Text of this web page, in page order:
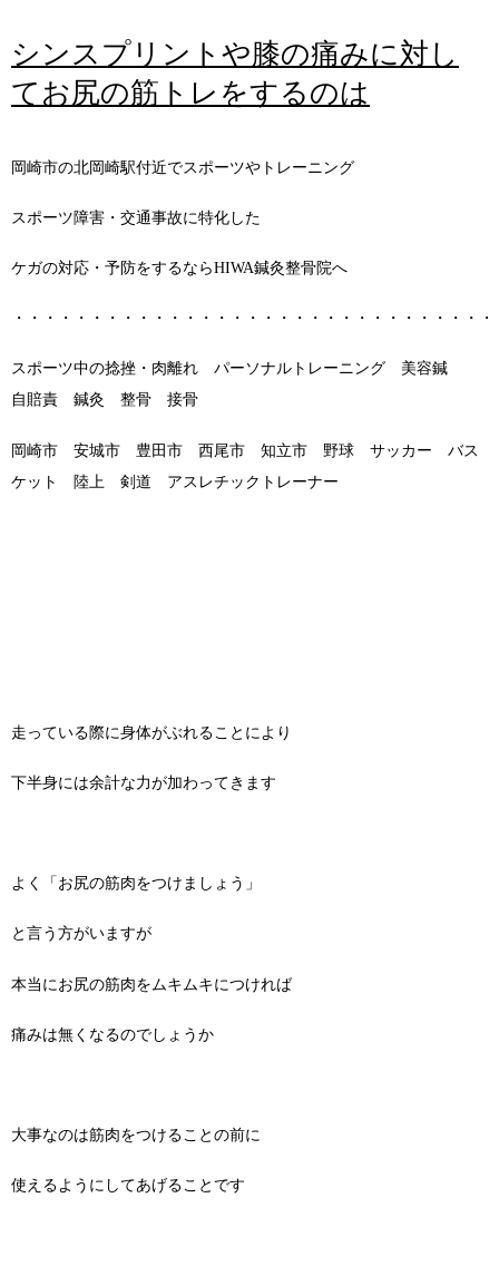
シンスプリントや膝の痛みに対し
てお尻の筋トレをするのは
岡崎市の北岡崎駅付近でスポーツやトレーニング
スポーツ障害・交通事故に特化した
ケガの対応・予防をするならHIWA鍼灸整骨院へ
・・・・・・・・・・・・・・・・・・・・・・・・・・・・・・
スポーツ中の捻挫・肉離れ パーソナルトレーニング 美容鍼
自賠責 鍼灸 整骨 接骨
岡崎市 安城市 豊田市 西尾市 知立市 野球 サッカー バス
ケット 陸上 剣道 アスレチックトレーナー
走っている際に身体がぶれることにより
下半身には余計な力が加わってきます
よく「お尻の筋肉をつけましょう」
と言う方がいますが
本当にお尻の筋肉をムキムキにつければ
痛みは無くなるのでしょうか
大事なのは筋肉をつけることの前に
使えるようにしてあげることです